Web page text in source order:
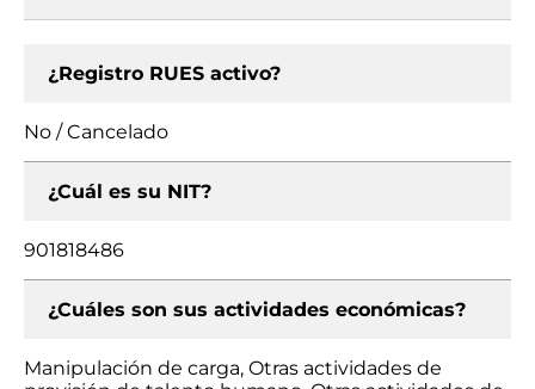
¿Registro RUES activo?
No / Cancelado
¿Cuál es su NIT?
901818486
¿Cuáles son sus actividades económicas?
Manipulación de carga, Otras actividades de